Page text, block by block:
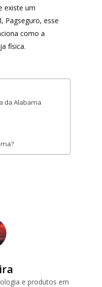
existe um
Pagseguro, esse
como a
física.
da Alabama
e produtos em